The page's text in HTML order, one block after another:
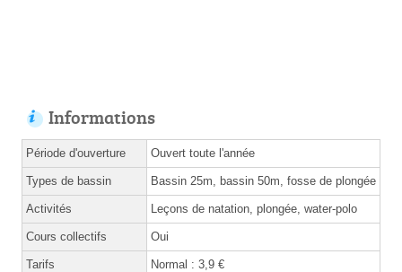
Informations
Période d'ouverture Ouvert toute l'année
Types de bassin Bassin 25m, bassin 50m, fosse de plongée
Activités Leçons de natation, plongée, water-polo
Cours collectifs Oui
Tarifs
Normal : 3,9 €